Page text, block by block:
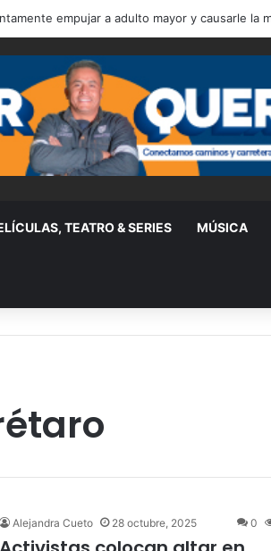
de Lionel Messi, a los 68 años
TEATRO & SERIES MÚSICA
Alejandra Cueto 28 octubre, 2025 0